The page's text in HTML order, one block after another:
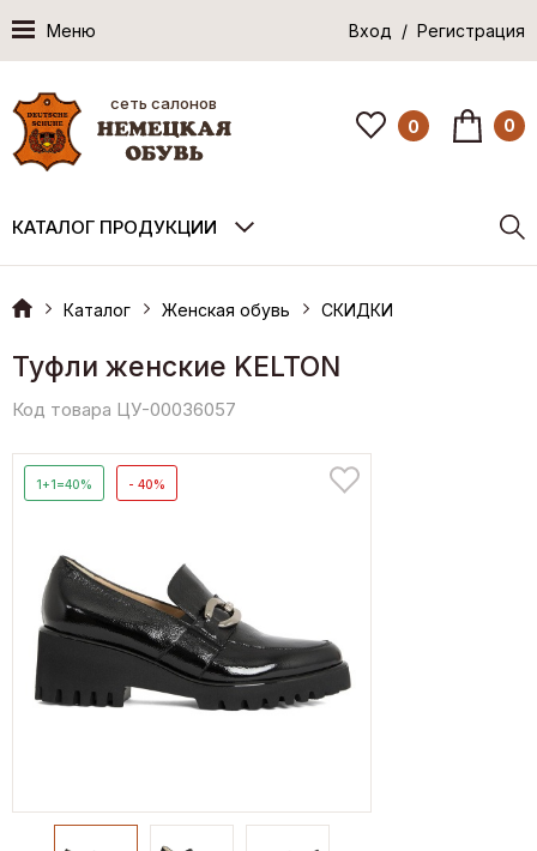
Меню Вход / Регистрация
сеть салонов
0 0
КАТАЛОГ ПРОДУКЦИИ
Каталог Женская обувь СКИДКИ
Туфли женские KELTON
Код товара ЦУ-00036057
1+1=40% - 40%